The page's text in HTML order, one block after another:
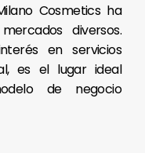
Cosmetics ha
diversos.
en servicios
es el lugar ideal
de negocio